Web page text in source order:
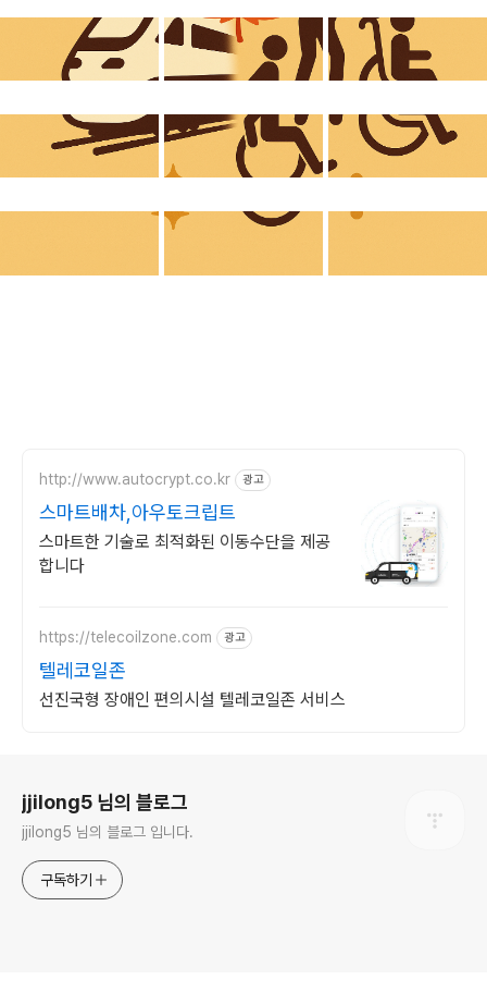
http://www.autocrypt.co.kr 광고
스마트배차,아우토크립트
스마트한 기술로 최적화된 이동수단을 제공
합니다
https://telecoilzone.com 광고
텔레코일존
선진국형 장애인 편의시설 텔레코일존 서비스
jjilong5 님의 블로그
jjilong5 님의 블로그 입니다.
구독하기